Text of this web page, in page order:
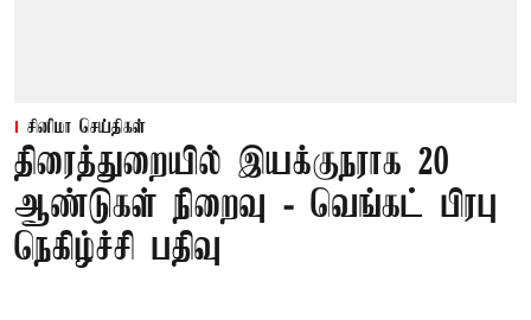
சினிமா செய்திகள்
திரைத்துறையில் இயக்குநராக 20
ஆண்டுகள் நிறைவு - வெங்கட் பிரபு
நெகிழ்ச்சி பதிவு